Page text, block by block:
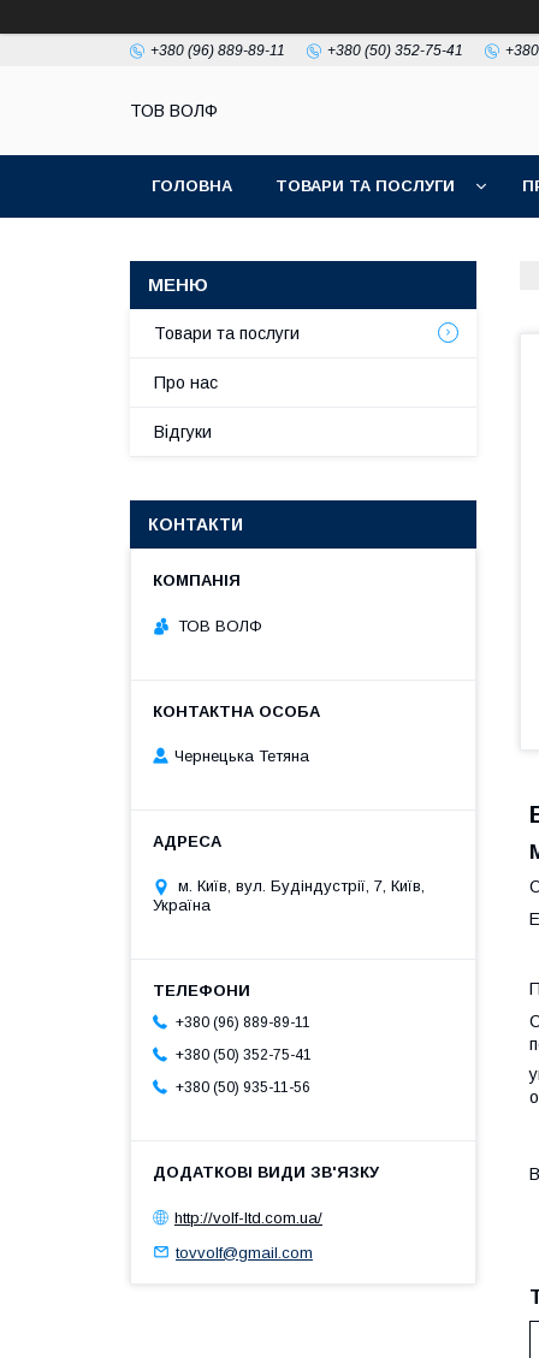
+380 (96) 889-89-11 +380 (50) 352-75-41
ТОВ ВОЛФ
ГОЛОВНА ТОВАРИ ТА ПОСЛУГИ
о
Товари та послуги
Про нас
Відгуки
КОНТАКТИ
ТОВ ВОЛФ
Чернецька Тетяна
м. Київ, вул. Будіндустрії, 7, Київ,
Україна
+380 (96) 889-89-11
+380 (50) 352-75-41
+380 (50) 935-11-56
http://volf-ltd.com.ua/
tovvolf@gmail.com